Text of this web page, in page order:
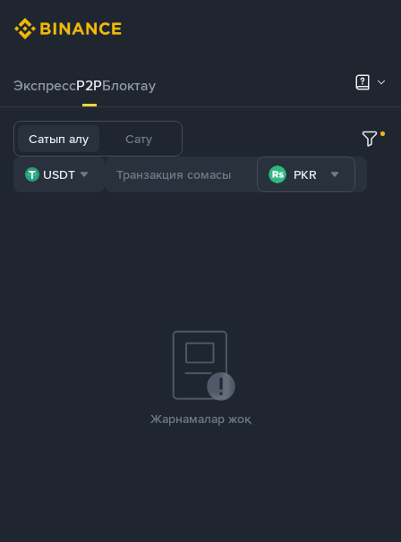
ЭкспрессP2PБлоктау
Сатып алу Сату
USDT PKR
Жарнамалар жоқ